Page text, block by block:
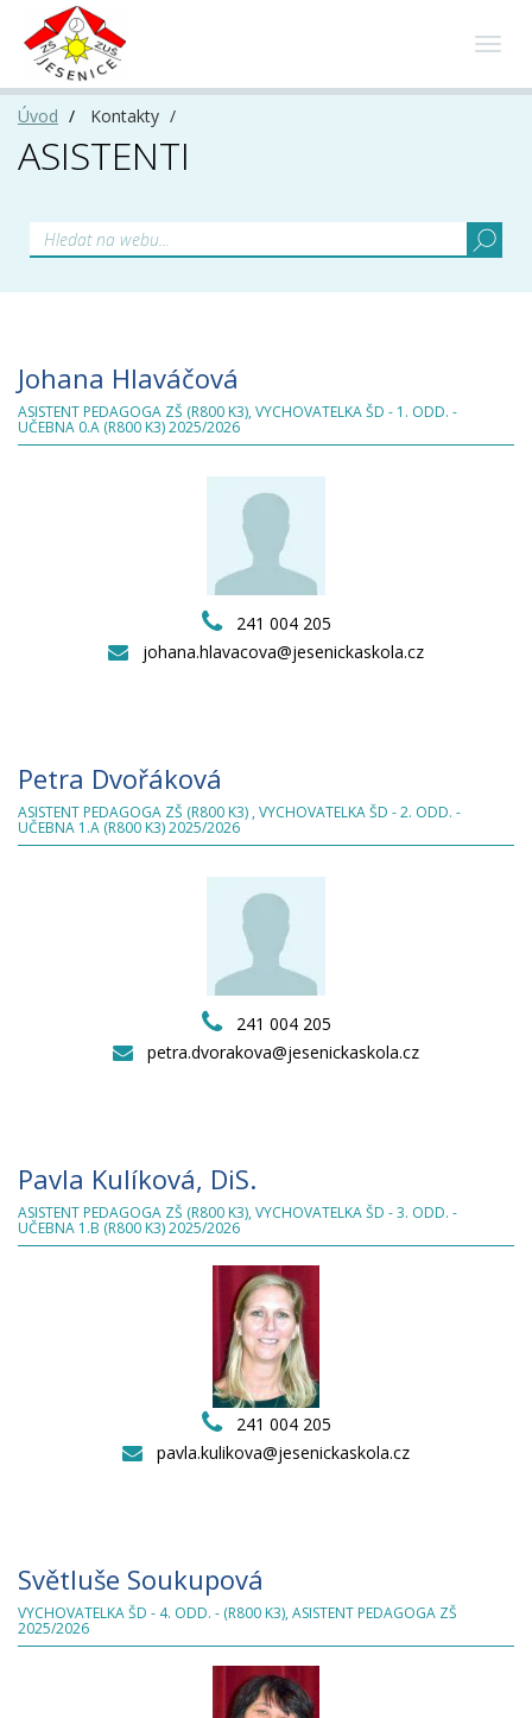
Úvod Kontakty
ASISTENTI
Johana Hlaváčová
ASISTENT PEDAGOGA ZŠ (R800 K3), VYCHOVATELKA ŠD - 1. ODD. -
UČEBNA 0.A (R800 K3) 2025/2026
241 004 205
johana.hlavacova@jesenickaskola.cz
Petra Dvořáková
ASISTENT PEDAGOGA ZŠ (R800 K3) , VYCHOVATELKA ŠD - 2. ODD. -
UČEBNA 1.A (R800 K3) 2025/2026
241 004 205
petra.dvorakova@jesenickaskola.cz
Pavla Kulíková, DiS.
ASISTENT PEDAGOGA ZŠ (R800 K3), VYCHOVATELKA ŠD - 3. ODD. -
UČEBNA 1.B (R800 K3) 2025/2026
241 004 205
pavla.kulikova@jesenickaskola.cz
Světluše Soukupová
VYCHOVATELKA ŠD - 4. ODD. - (R800 K3), ASISTENT PEDAGOGA ZŠ
2025/2026